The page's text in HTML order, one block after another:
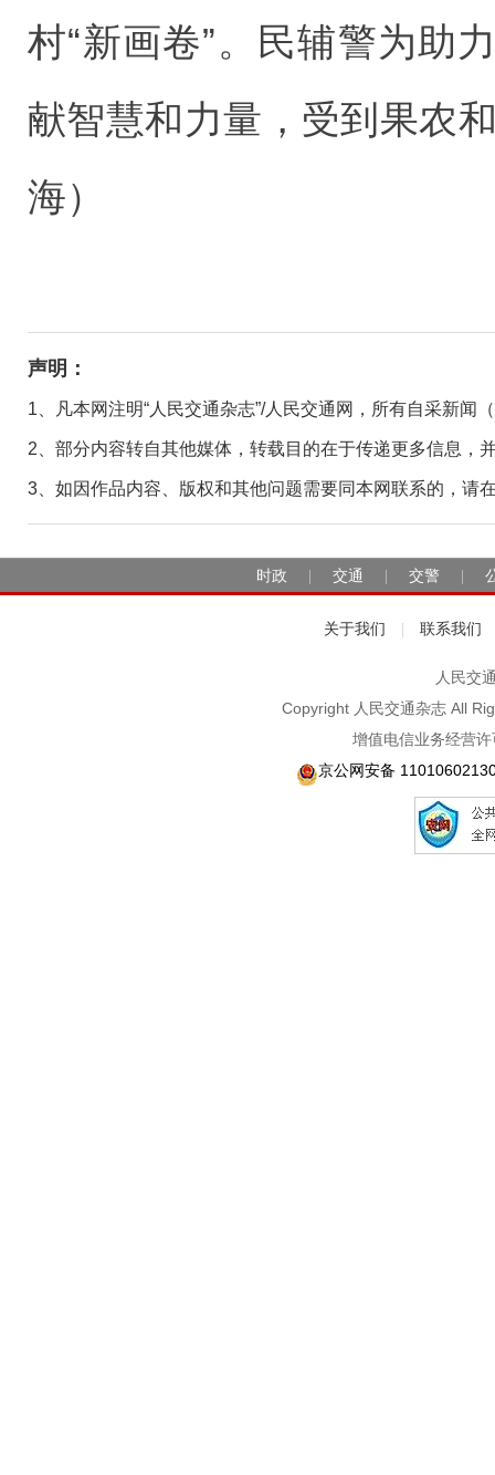
村“新画卷”。民辅警为助
献智慧和力量，受到果农
海）
声明：
1、凡本网注明“人民交通杂志”/人民交通网，所有自采新
2、部分内容转自其他媒体，转载目的在于传递更多信息，
3、如因作品内容、版权和其他问题需要同本网联系的，请
时政 交通 交警
关于我们 联系我们
人民交
Copyright 人民交通杂志 All
增值电信业务经营
京公网安备